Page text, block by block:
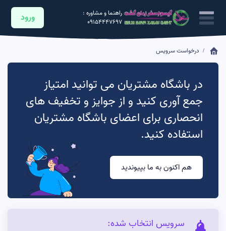
راهنما و مشاوره :
09154447697
ورود
درخواست سرویس
در باشگاه مشتریان می توانید امتیاز
جمع آوری کنید و از جوایز و تخفیف های
انحصاری برای اعضای باشگاه مشتریان
استفاده کنید.
هم اکنون به ما بپیوندید
سرویس انتخاب شده: